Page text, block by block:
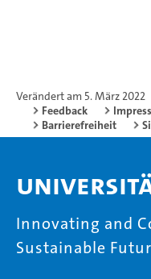
Verändert am 5. März 2022
Feedback
Barrierefreiheit
Innovating and
Sustainable